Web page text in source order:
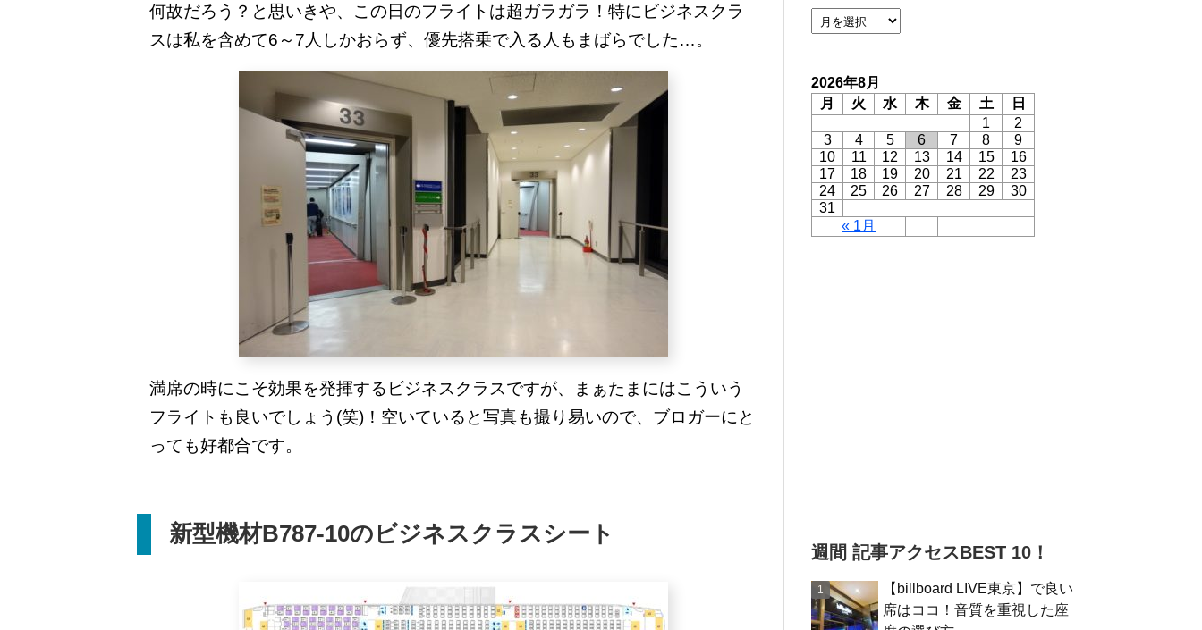
何故だろう？と思いきや、この日のフライトは超ガラガラ！特にビジネスクラ
スは私を含めて6～7人しかおらず、優先搭乗で入る人もまばらでした…。
満席の時にこそ効果を発揮するビジネスクラスですが、まぁたまにはこういう
フライトも良いでしょう(笑)！空いていると写真も撮り易いので、ブロガーにと
っても好都合です。
新型機材B787-10のビジネスクラスシート
2026年8月
月
火 水 木 金 土 日
« 1月
1
2
3
4 5 6 7 8
9
10
11 12 13 14 15
16
17
18 19 20 21 22
23
24
25 26 27 28 29
30
31
週間 記事アクセスBEST 10！
【billboard LIVE東京】で良い
席はココ！音質を重視した座